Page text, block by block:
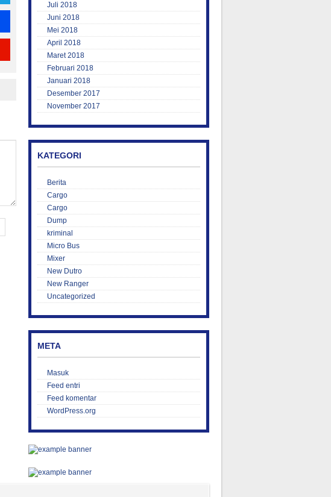
Juli 2018
Juni 2018
Mei 2018
April 2018
Maret 2018
Februari 2018
Januari 2018
Desember 2017
November 2017
KATEGORI
Berita
Cargo
Cargo
Dump
kriminal
Micro Bus
Mixer
New Dutro
New Ranger
Uncategorized
META
Masuk
Feed entri
Feed komentar
WordPress.org